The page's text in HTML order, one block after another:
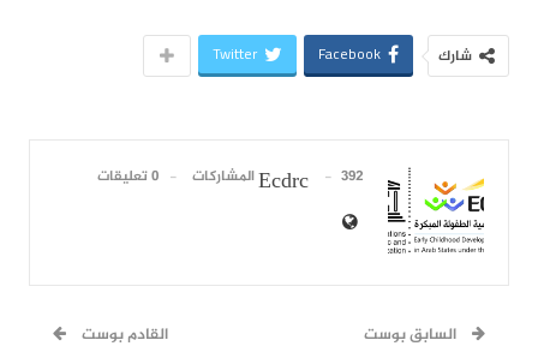
شارك Facebook
Twitter
Ecdrc 392 المشاركات 0 تعليقات
السابق بوست القادم بوست